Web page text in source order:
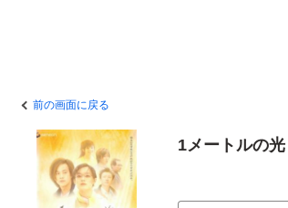
前の画面に戻る
1メートルの